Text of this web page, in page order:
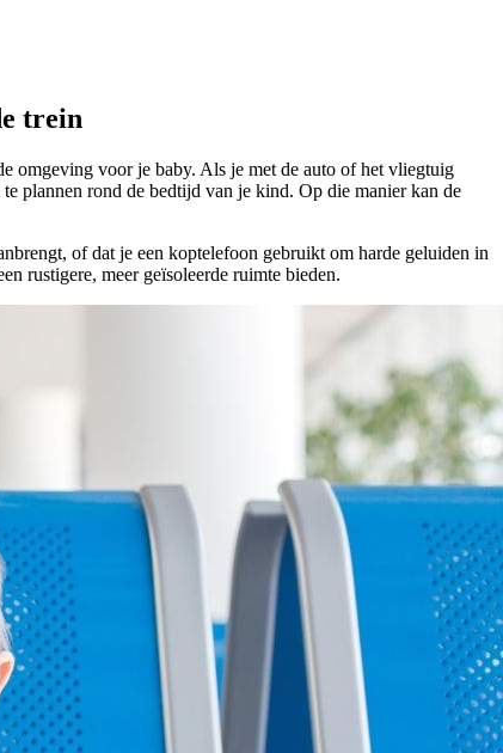
trein
omgeving voor je baby. Als je met de auto of het vliegtuig
plannen rond de bedtijd van je kind. Op die manier kan de
of dat je een koptelefoon gebruikt om harde geluiden in
rustigere, meer geïsoleerde ruimte bieden.